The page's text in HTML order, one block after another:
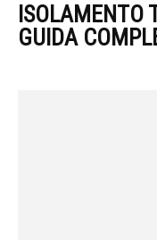
ISOLAMENTO
GUIDA